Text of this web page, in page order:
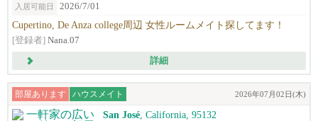
入居可能日 2026/7/01
Cupertino, De Anza college周辺 女性ルームメイト探してます！
[登録者] Nana.07
詳細
部屋あります ハウスメイト 2026年07月02日(木)
San José , California, 95132